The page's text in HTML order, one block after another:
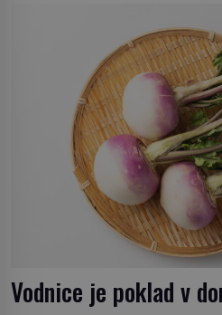
adrese 18 Rue Louis Vuitton,
roce 1869. […]
Vodnice je poklad v